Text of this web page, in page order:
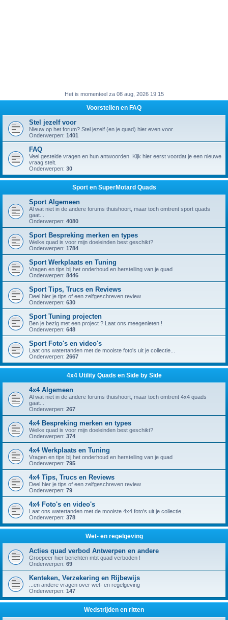
Het is momenteel za 08 aug, 2026 19:15
Voorstellen en FAQ
Stel jezelf voor
Nieuw op het forum? Stel jezelf (en je quad) hier even voor.
Onderwerpen: 1401
FAQ
Veel gestelde vragen en hun antwoorden. Kijk hier eerst voordat je een nieuwe
vraag stelt.
Onderwerpen: 30
Sport en SuperMotard Quads
Sport Algemeen
Al wat niet in de andere forums thuishoort, maar toch omtrent sport quads
gaat...
Onderwerpen: 4080
Sport Bespreking merken en types
Welke quad is voor mijn doeleinden best geschikt?
Onderwerpen: 1784
Sport Werkplaats en Tuning
Vragen en tips bij het onderhoud en herstelling van je quad
Onderwerpen: 8446
Sport Tips, Trucs en Reviews
Deel hier je tips of een zelfgeschreven review
Onderwerpen: 630
Sport Tuning projecten
Ben je bezig met een project ? Laat ons meegenieten !
Onderwerpen: 648
Sport Foto's en video's
Laat ons watertanden met de mooiste foto's uit je collectie...
Onderwerpen: 2667
4x4 Utility Quads en Side by Side
4x4 Algemeen
Al wat niet in de andere forums thuishoort, maar toch omtrent 4x4 quads
gaat...
Onderwerpen: 267
4x4 Bespreking merken en types
Welke quad is voor mijn doeleinden best geschikt?
Onderwerpen: 374
4x4 Werkplaats en Tuning
Vragen en tips bij het onderhoud en herstelling van je quad
Onderwerpen: 795
4x4 Tips, Trucs en Reviews
Deel hier je tips of een zelfgeschreven review
Onderwerpen: 79
4x4 Foto's en video's
Laat ons watertanden met de mooiste 4x4 foto's uit je collectie...
Onderwerpen: 378
Wet- en regelgeving
Acties quad verbod Antwerpen en andere
Groepeer hier berichten mbt quad verboden !
Onderwerpen: 69
Kenteken, Verzekering en Rijbewijs
...en andere vragen over wet- en regelgeving
Onderwerpen: 147
Wedstrijden en ritten